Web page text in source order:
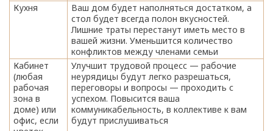
Кухня
Ваш дом будет наполняться достатком, а
стол будет всегда полон вкусностей.
Лишние траты перестанут иметь место в
вашей жизни. Уменьшится количество
конфликтов между членами семьи
Кабинет
(любая
рабочая
зона в
доме) или
офис, если
Улучшит трудовой процесс — рабочие
неурядицы будут легко разрешаться,
переговоры и вопросы — проходить с
успехом. Повысится ваша
коммуникабельность, в коллективе к вам
будут прислушиваться